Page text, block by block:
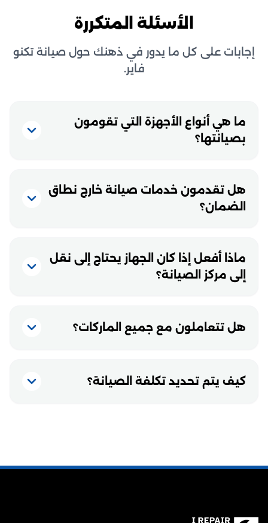
الأسئلة المتكررة
إجابات على كل ما يدور في ذهنك حول صيانة تكنو
فاير.
ما هي أنواع الأجهزة التي تقومون
بصيانتها؟
هل تقدمون خدمات صيانة خارج نطاق
الضمان؟
ماذا أفعل إذا كان الجهاز يحتاج إلى نقل
إلى مركز الصيانة؟
هل تتعاملون مع جميع الماركات؟
كيف يتم تحديد تكلفة الصيانة؟